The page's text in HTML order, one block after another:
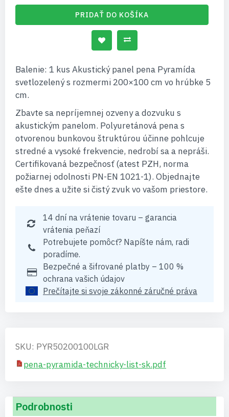
PRIDAŤ DO KOŠÍKA
Balenie: 1 kus Akustický panel pena Pyramída
svetlozelený s rozmermi 200×100 cm vo hrúbke 5
cm.
Zbavte sa nepríjemnej ozveny a dozvuku s
akustickým panelom. Polyuretánová pena s
otvorenou bunkovou štruktúrou účinne pohlcuje
stredné a vysoké frekvencie, nedrobí sa a nepráši.
Certifikovaná bezpečnosť (atest PZH, norma
požiarnej odolnosti PN-EN 1021-1). Objednajte
ešte dnes a užite si čistý zvuk vo vašom priestore.
14 dní na vrátenie tovaru – garancia
vrátenia peňazí
Potrebujete pomôcť? Napíšte nám, radi
poradíme.
Bezpečné a šifrované platby – 100 %
ochrana vašich údajov
Prečítajte si svoje zákonné záručné práva
SKU: PYR50200100LGR
pena-pyramida-technicky-list-sk.pdf
Podrobnosti